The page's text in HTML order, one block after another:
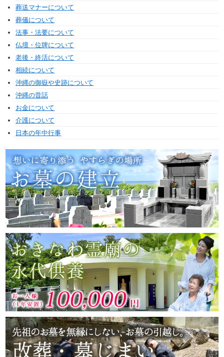
葬送マナーについて
葬儀について
法事・法要について
仏壇・位牌について
老後・終活について
相続について
沖縄の御嶽や史跡について
沖縄の昔話
お金について
介護について
日本の年中行事